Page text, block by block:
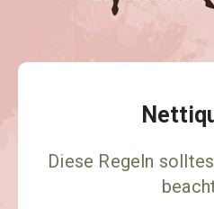
Diese Regeln